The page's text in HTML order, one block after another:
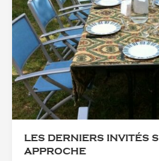
LES DERNIERS INVITÉS
APPROCHE